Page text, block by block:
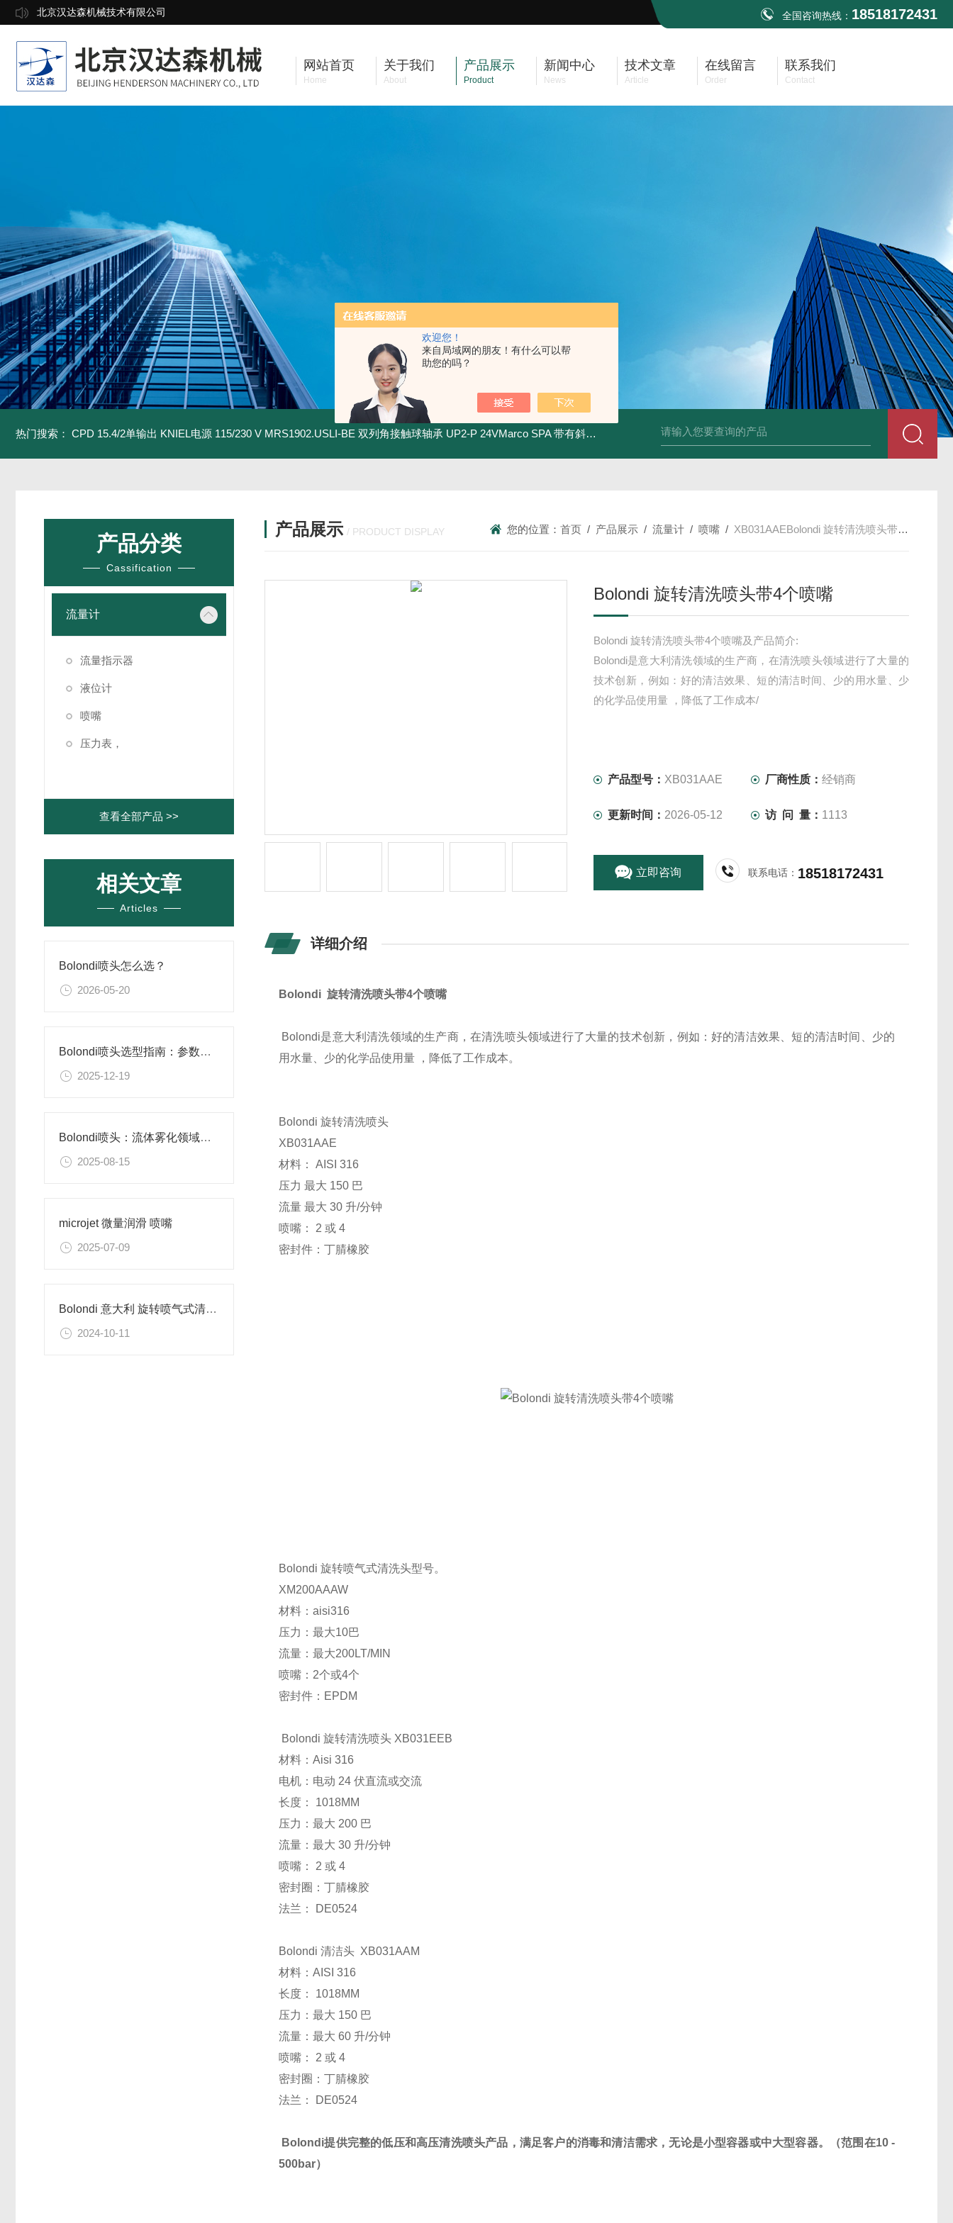
欢迎您！
来自局域网的朋友！有什么可以帮
助您的吗？
北京汉达森机械技术有限公司 全国咨询热线： 18518172431
网站首页
Home
关于我们
About
产品展示
Product
新闻中心
News
技术文章
Article
在线留言
Order
联系我们
Contact
热门搜索： CPD 15.4/2单输出 KNIEL电源 115/230 V MRS1902.USLI-BE 双列角接触球轴承 UP2-P 24VMarco SPA 带有斜齿轮青铜润滑油泵 UP2-P 24VMarco SPA带有螺旋青铜齿轮的自吸电动泵
产品分类
Cassification
流量计
流量指示器
液位计
喷嘴
压力表，
查看全部产品 >>
相关文章
Articles
Bolondi喷头怎么选？
2026-05-20
Bolondi喷头选型指南：参数精准匹配，释放喷雾效能
2025-12-19
Bolondi喷头：流体雾化领域的精密控制专家
2025-08-15
microjet 微量润滑 喷嘴
2025-07-09
Bolondi 意大利 旋转喷气式清洁头的原理
2024-10-11
产品展示 / PRODUCT DISPLAY 您的位置：首页 / 产品展示 /流量计 /喷嘴 / XB031AAEBolondi 旋转清洗喷头带4个喷嘴
Bolondi 旋转清洗喷头带4个喷嘴
Bolondi 旋转清洗喷头带4个喷嘴及产品简介:
Bolondi是意大利清洗领域的生产商，在清洗喷头领域进行了大量的
技术创新，例如：好的清洁效果、短的清洁时间、少的用水量、少
的化学品使用量 ，降低了工作成本/
产品型号： XB031AAE 厂商性质：经销商
更新时间： 2026-05-12 访 问 量： 1113
立即咨询 联系电话： 18518172431
详细介绍
Bolondi 旋转清洗喷头带4个喷嘴
Bolondi是意大利清洗领域的生产商，在清洗喷头领域进行了大量的技术创新，例如：好的清洁效果、短的清洁时间、少的
用水量、少的化学品使用量 ，降低了工作成本。
Bolondi 旋转清洗喷头
XB031AAE
材料： AISI 316
压力 最大 150 巴
流量 最大 30 升/分钟
喷嘴： 2 或 4
密封件：丁腈橡胶
Bolondi 旋转喷气式清洗头型号。
XM200AAAW
材料：aisi316
压力：最大10巴
流量：最大200LT/MIN
喷嘴：2个或4个
密封件：EPDM
Bolondi 旋转清洗喷头 XB031EEB
材料：Aisi 316
电机：电动 24 伏直流或交流
长度： 1018MM
压力：最大 200 巴
流量：最大 30 升/分钟
喷嘴： 2 或 4
密封圈：丁腈橡胶
法兰： DE0524
Bolondi 清洁头 XB031AAM
材料：AISI 316
长度： 1018MM
压力：最大 150 巴
流量：最大 60 升/分钟
喷嘴： 2 或 4
密封圈：丁腈橡胶
法兰： DE0524
Bolondi提供完整的低压和高压清洗喷头产品，满足客户的消毒和清洁需求，无论是小型容器或中大型容器。（范围在10 -
500bar）